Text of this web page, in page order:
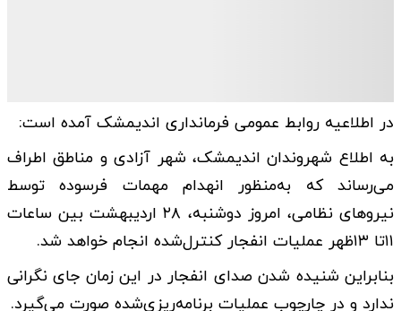
در اطلاعیه روابط عمومی فرمانداری اندیمشک آمده است:
به اطلاع شهروندان اندیمشک، شهر آزادی و مناطق اطراف
می‌رساند که به‌منظور انهدام مهمات فرسوده توسط
نیروهای نظامی، امروز دوشنبه، ۲۸ اردیبهشت بین ساعات
۱۱تا ۱۳ظهر عملیات انفجار کنترل‌شده انجام خواهد شد.
بنابراین شنیده شدن صدای انفجار در این زمان جای نگرانی
ندارد و در چارچوب عملیات برنامه‌ریزی‌شده صورت می‌گیرد.